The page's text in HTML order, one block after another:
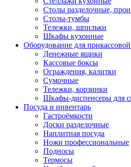
Столы разделочные,
Столы-тумбы
Тележки, шпильки
Шкафы кухонные
Оборудование для
Денежные ящики
Кассовые боксы
Ограждения, калитки
Сумочные
Тележки, корзинки
Шкафы-диспенсеры для
Посуда и инвентарь
Гастроёмкости
Доски разделочные
Наплитная посуда
Ножи профессиональные
Подносы
Термосы